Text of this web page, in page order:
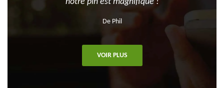
notre pin est magnifique !
De Phil
VOIR PLUS